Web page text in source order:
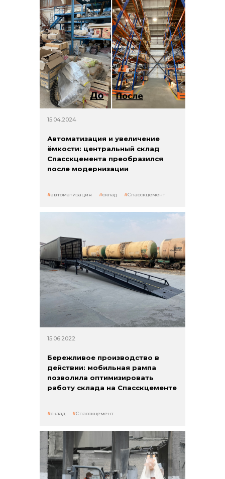
15.04.2024
Автоматизация и увеличение
ёмкости: центральный склад
Спасскцемента преобразился
после модернизации
автоматизация склад Спасскцемент
15.06.2022
Бережливое производство в
действии: мобильная рампа
позволила оптимизировать
работу склада на Спасскцементе
склад Спасскцемент